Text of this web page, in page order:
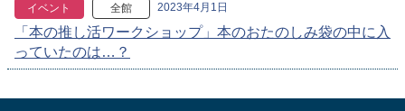
イベント 全館 2023年4月1日
「本の推し活ワークショップ」本のおたのしみ袋の中に入
っていたのは…？